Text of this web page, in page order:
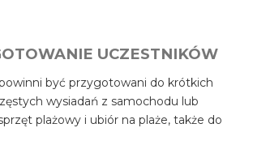
UCZESTNIKÓW
być przygotowani do krótkich
wysiadań z samochodu lub
plażowy i ubiór na plaże, także do